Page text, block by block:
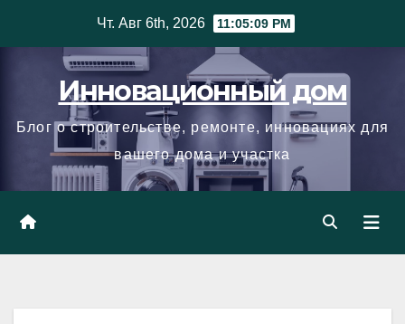
Чт. Авг 6th, 2026 11:05:09 PM
Инновационный дом
Блог о строительстве, ремонте, инновациях для
вашего дома и участка